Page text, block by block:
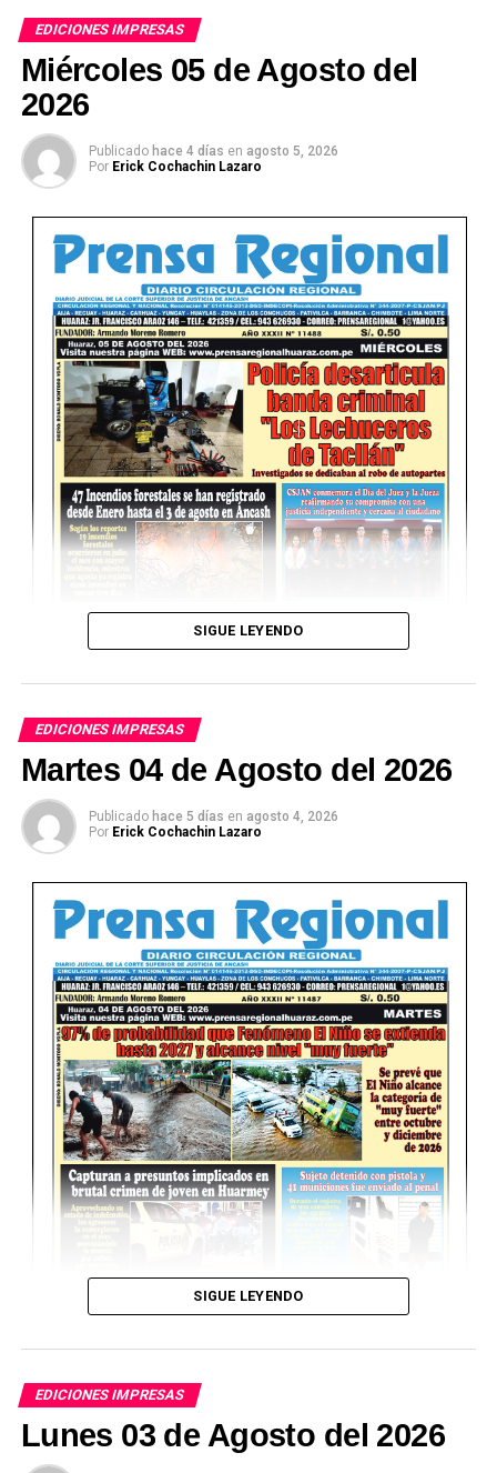
Ver Online
EDICIONES IMPRESAS
Miércoles 05 de Agosto del
2026
Publicado hace 4 días en agosto 5, 2026
Por Erick Cochachin Lazaro
SIGUE LEYENDO
EDICIONES IMPRESAS
Martes 04 de Agosto del 2026
Publicado hace 5 días en agosto 4, 2026
Por Erick Cochachin Lazaro
SIGUE LEYENDO
EDICIONES IMPRESAS
Lunes 03 de Agosto del 2026